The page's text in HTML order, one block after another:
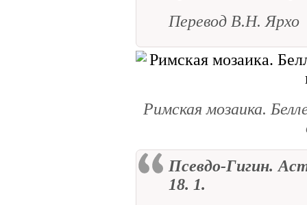
Перевод В.Н. Ярхо
Римская мозаика.
Псевдо-Гигин.
18. 1.